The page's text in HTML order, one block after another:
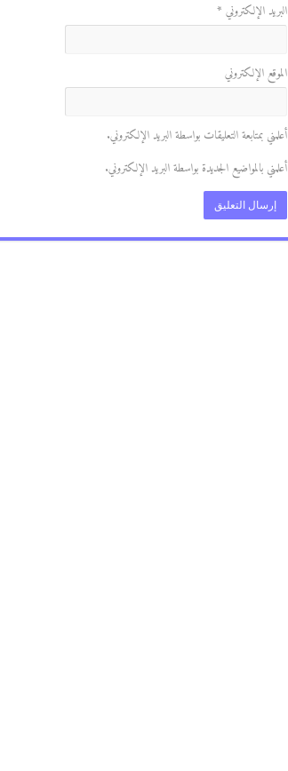
البريد الإلكتروني *
الموقع الإلكتروني
أعلمني بمتابعة التعليقات بواسطة البريد الإلكتروني.
أعلمني بالمواضيع الجديدة بواسطة البريد الإلكتروني.